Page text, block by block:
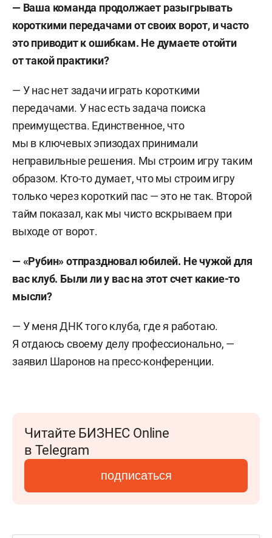
— Ваша команда продолжает разыгрывать
короткими передачами от своих ворот, и часто
это приводит к ошибкам. Не думаете отойти
от такой практики?
— У нас нет задачи играть короткими
передачами. У нас есть задача поиска
преимущества. Единственное, что
мы в ключевых эпизодах принимали
неправильные решения. Мы строим игру таким
образом. Кто-то думает, что мы строим игру
только через короткий пас — это не так. Второй
тайм показал, как мы чисто вскрываем при
выходе от ворот.
— «Рубин» отпраздновал юбилей. Не чужой для
вас клуб. Были ли у вас на этот счет какие-то
мысли?
— У меня ДНК того клуба, где я работаю.
Я отдаюсь своему делу профессионально, —
заявил Шаронов на пресс-конференции.
Читайте БИЗНЕС Online
в Telegram
подписаться